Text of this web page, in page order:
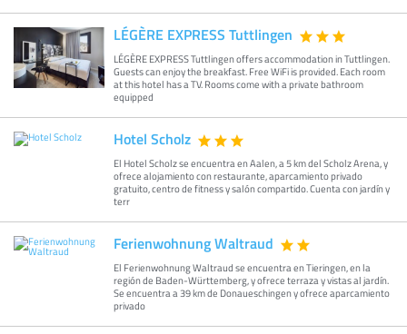
LÉGÈRE EXPRESS Tuttlingen
LÉGÈRE EXPRESS Tuttlingen offers accommodation in Tuttlingen.
Guests can enjoy the breakfast. Free WiFi is provided. Each room
at this hotel has a TV. Rooms come with a private bathroom
equipped
Hotel Scholz
El Hotel Scholz se encuentra en Aalen, a 5 km del Scholz Arena, y
ofrece alojamiento con restaurante, aparcamiento privado
gratuito, centro de fitness y salón compartido. Cuenta con jardín y
terr
Ferienwohnung Waltraud
El Ferienwohnung Waltraud se encuentra en Tieringen, en la
región de Baden-Württemberg, y ofrece terraza y vistas al jardín.
Se encuentra a 39 km de Donaueschingen y ofrece aparcamiento
privado